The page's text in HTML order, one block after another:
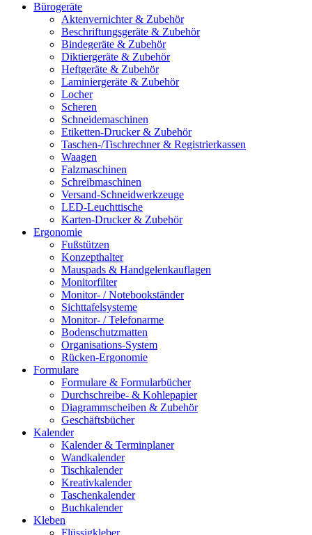
Bürogeräte
Aktenvernichter & Zubehör
Beschriftungsgeräte & Zubehör
Bindegeräte & Zubehör
Diktiergeräte & Zubehör
Heftgeräte & Zubehör
Laminiergeräte & Zubehör
Locher
Scheren
Schneidemaschinen
Etiketten-Drucker & Zubehör
Taschen-/Tischrechner & Registrierkassen
Waagen
Falzmaschinen
Schreibmaschinen
Versand-Schneidwerkzeuge
LED-Leuchttische
Karten-Drucker & Zubehör
Ergonomie
Fußstützen
Konzepthalter
Mauspads & Handgelenkauflagen
Monitorfilter
Monitor- / Notebookständer
Sichttafelsysteme
Monitor- / Telefonarme
Bodenschutzmatten
Organisations-System
Rücken-Ergonomie
Formulare
Formulare & Formularbücher
Durchschreibe- & Kohlepapier
Diagrammscheiben & Zubehör
Geschäftsbücher
Kalender
Kalender & Terminplaner
Wandkalender
Tischkalender
Kreativkalender
Taschenkalender
Buchkalender
Kleben
Flüssigkleber